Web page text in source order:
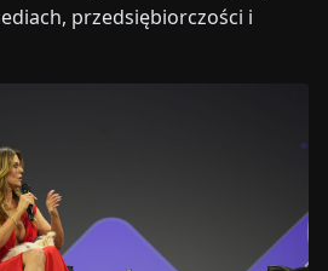
przedsiębiorczości i